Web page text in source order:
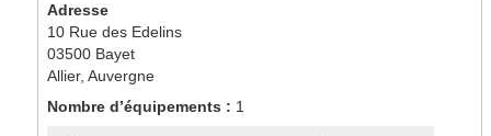
Adresse
10 Rue des Edelins
03500 Bayet
Allier, Auvergne
Nombre d’équipements : 1